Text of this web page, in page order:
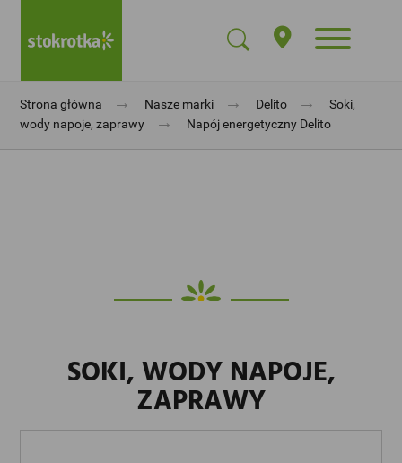
Strona główna → Nasze marki → Delito →
Soki,
wody napoje, zaprawy
→ Napój energetyczny Delito
SOKI, WODY NAPOJE,
ZAPRAWY